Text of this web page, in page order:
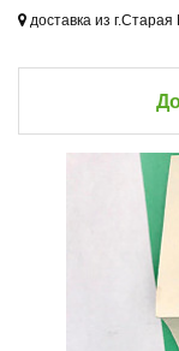
доставка из